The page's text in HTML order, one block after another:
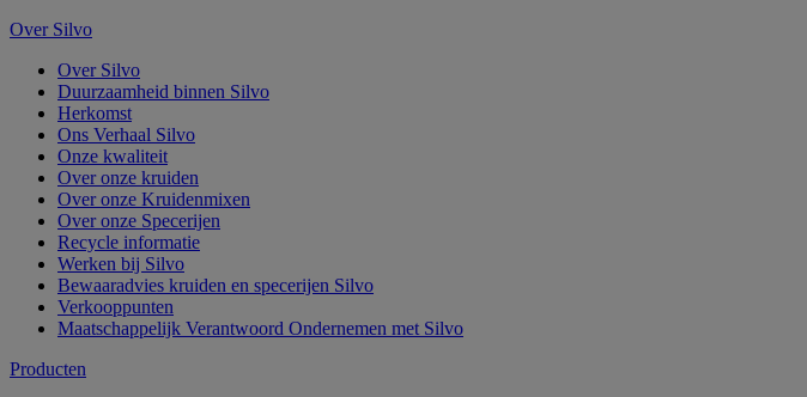
Over Silvo
Over Silvo
Duurzaamheid binnen Silvo
Herkomst
Ons Verhaal Silvo
Onze kwaliteit
Over onze kruiden
Over onze Kruidenmixen
Over onze Specerijen
Recycle informatie
Werken bij Silvo
Bewaaradvies kruiden en specerijen Silvo
Verkooppunten
Maatschappelijk Verantwoord Ondernemen met Silvo
Producten